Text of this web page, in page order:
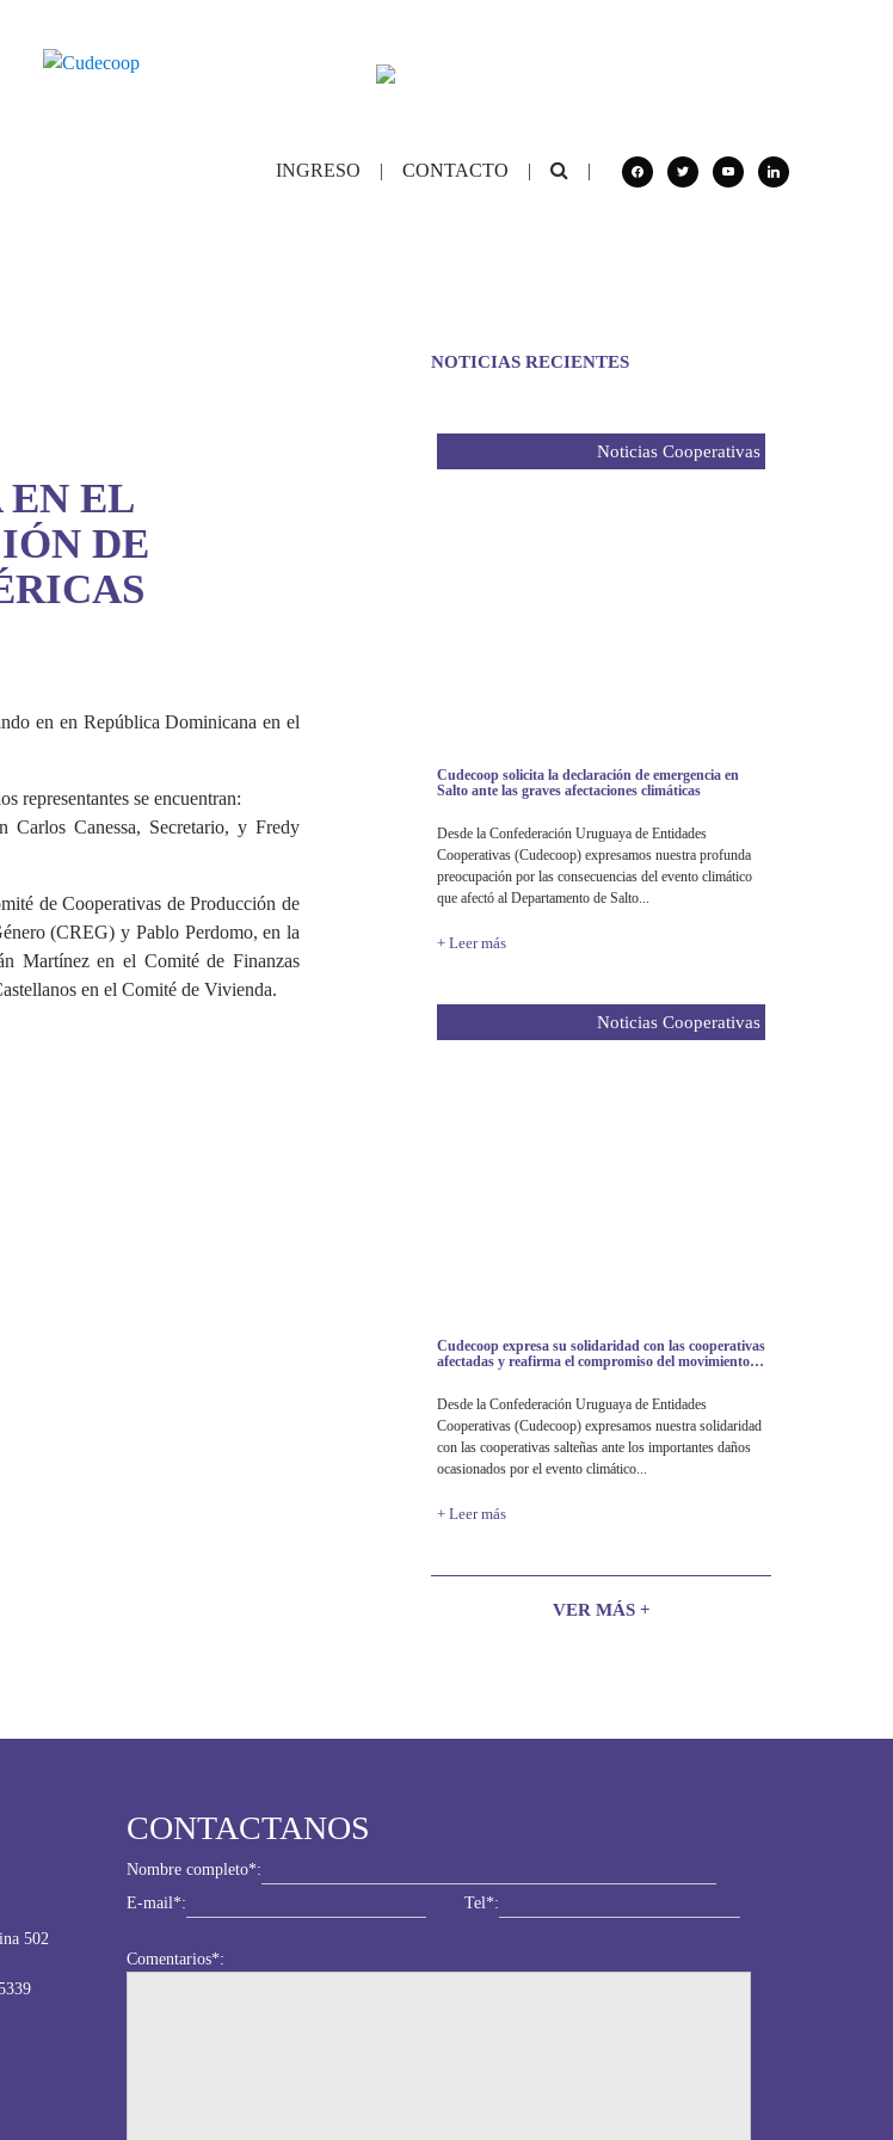
INGRESO | CONTACTO | | facebooktwitteryoutubelinkedin
EN EL
DE
en en República Dominicana en el
representantes se encuentran:
Canessa, Secretario, y Fredy
de Cooperativas de Producción de
(CREG) y Pablo Perdomo, en la
Martínez en el Comité de Finanzas
en el Comité de Vivienda.
NOTICIAS RECIENTES
Noticias Cooperativas
Cudecoop solicita la declaración de emergencia en
Salto ante las graves afectaciones climáticas
Desde la Confederación Uruguaya de Entidades
Cooperativas (Cudecoop) expresamos nuestra profunda
preocupación por las consecuencias del evento climático
que afectó al Departamento de Salto...
+ Leer más
Noticias Cooperativas
Cudecoop expresa su solidaridad con las cooperativas
afectadas y reafirma el compromiso del movimiento
Desde la Confederación Uruguaya de Entidades
Cooperativas (Cudecoop) expresamos nuestra solidaridad
con las cooperativas salteñas ante los importantes daños
ocasionados por el evento climático...
+ Leer más
VER MÁS +
502
CONTACTANOS
Nombre completo*:
E-mail*:
Tel*:
Comentarios*: